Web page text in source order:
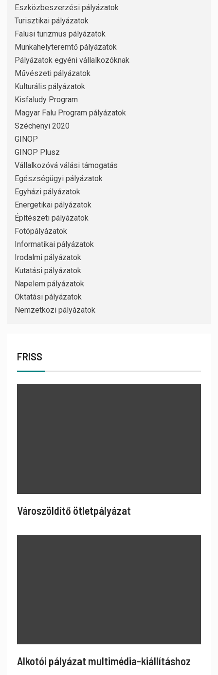
Eszközbeszerzési pályázatok
Turisztikai pályázatok
Falusi turizmus pályázatok
Munkahelyteremtő pályázatok
Pályázatok egyéni vállalkozóknak
Művészeti pályázatok
Kulturális pályázatok
Kisfaludy Program
Magyar Falu Program pályázatok
Széchenyi 2020
GINOP
GINOP Plusz
Vállalkozóvá válási támogatás
Egészségügyi pályázatok
Egyházi pályázatok
Energetikai pályázatok
Építészeti pályázatok
Fotópályázatok
Informatikai pályázatok
Irodalmi pályázatok
Kutatási pályázatok
Napelem pályázatok
Oktatási pályázatok
Nemzetközi pályázatok
FRISS
Városzöldítő ötletpályázat
Alkotói pályázat multimédia-kiállításhoz